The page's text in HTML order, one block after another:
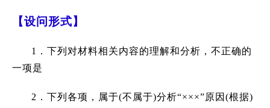
【设问形式】
1．下列对材料相关内容的理解和分析，不正确的
一项是
2．下列各项，属于(不属于)分析“×××”原因(根据)